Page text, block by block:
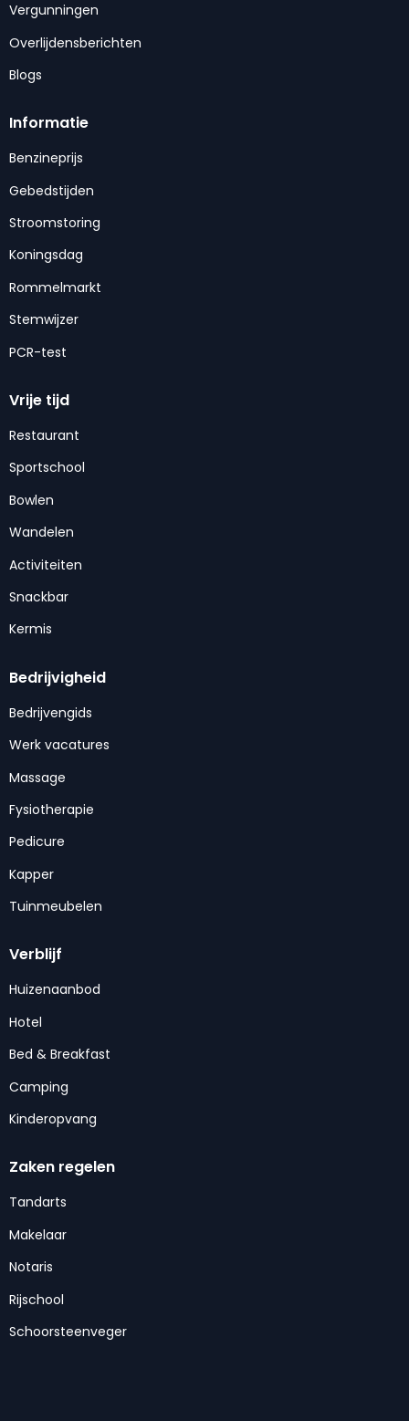
Vergunningen
Overlijdensberichten
Blogs
Informatie
Benzineprijs
Gebedstijden
Stroomstoring
Koningsdag
Rommelmarkt
Stemwijzer
PCR-test
Vrije tijd
Restaurant
Sportschool
Bowlen
Wandelen
Activiteiten
Snackbar
Kermis
Bedrijvigheid
Bedrijvengids
Werk vacatures
Massage
Fysiotherapie
Pedicure
Kapper
Tuinmeubelen
Verblijf
Huizenaanbod
Hotel
Bed & Breakfast
Camping
Kinderopvang
Zaken regelen
Tandarts
Makelaar
Notaris
Rijschool
Schoorsteenveger